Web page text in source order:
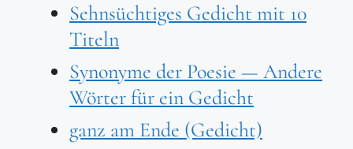
Sehnsüchtiges Gedicht mit 10
Titeln
Synonyme der Poesie — Andere
Wörter für ein Gedicht
ganz am Ende (Gedicht)